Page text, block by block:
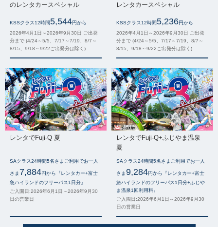
のレンタカースペシャル
KSSクラス12時間5,544円から
2026年4月1日～2026年9月30日 ご出発
分まで (4/24～5/5、7/17～7/19、8/7～
8/15、9/18～9/22ご出発分は除く)
レンタカースペシャル
KSSクラス12時間5,236円から
2026年4月1日～2026年9月30日 ご出発
分まで (4/24～5/5、7/17～7/19、8/7～
8/15、9/18～9/22ご出発分は除く)
レンタでFuji-Q 夏
SAクラス24時間5名さまご利用でお一人
さま 7,884円から『レンタカー+富士
急ハイランドのフリーパス1日分』
ご入園日:2026年6月1日～2026年9月30
日の営業日
レンタでFuji-Q+ふじやま温泉
夏
SAクラス24時間5名さまご利用でお一人
さま9,284円から『レンタカー+富士
急ハイランドのフリーパス1日分+ふじや
ま温泉1回利用料』
ご入園日:2026年6月1日～2026年9月30
日の営業日